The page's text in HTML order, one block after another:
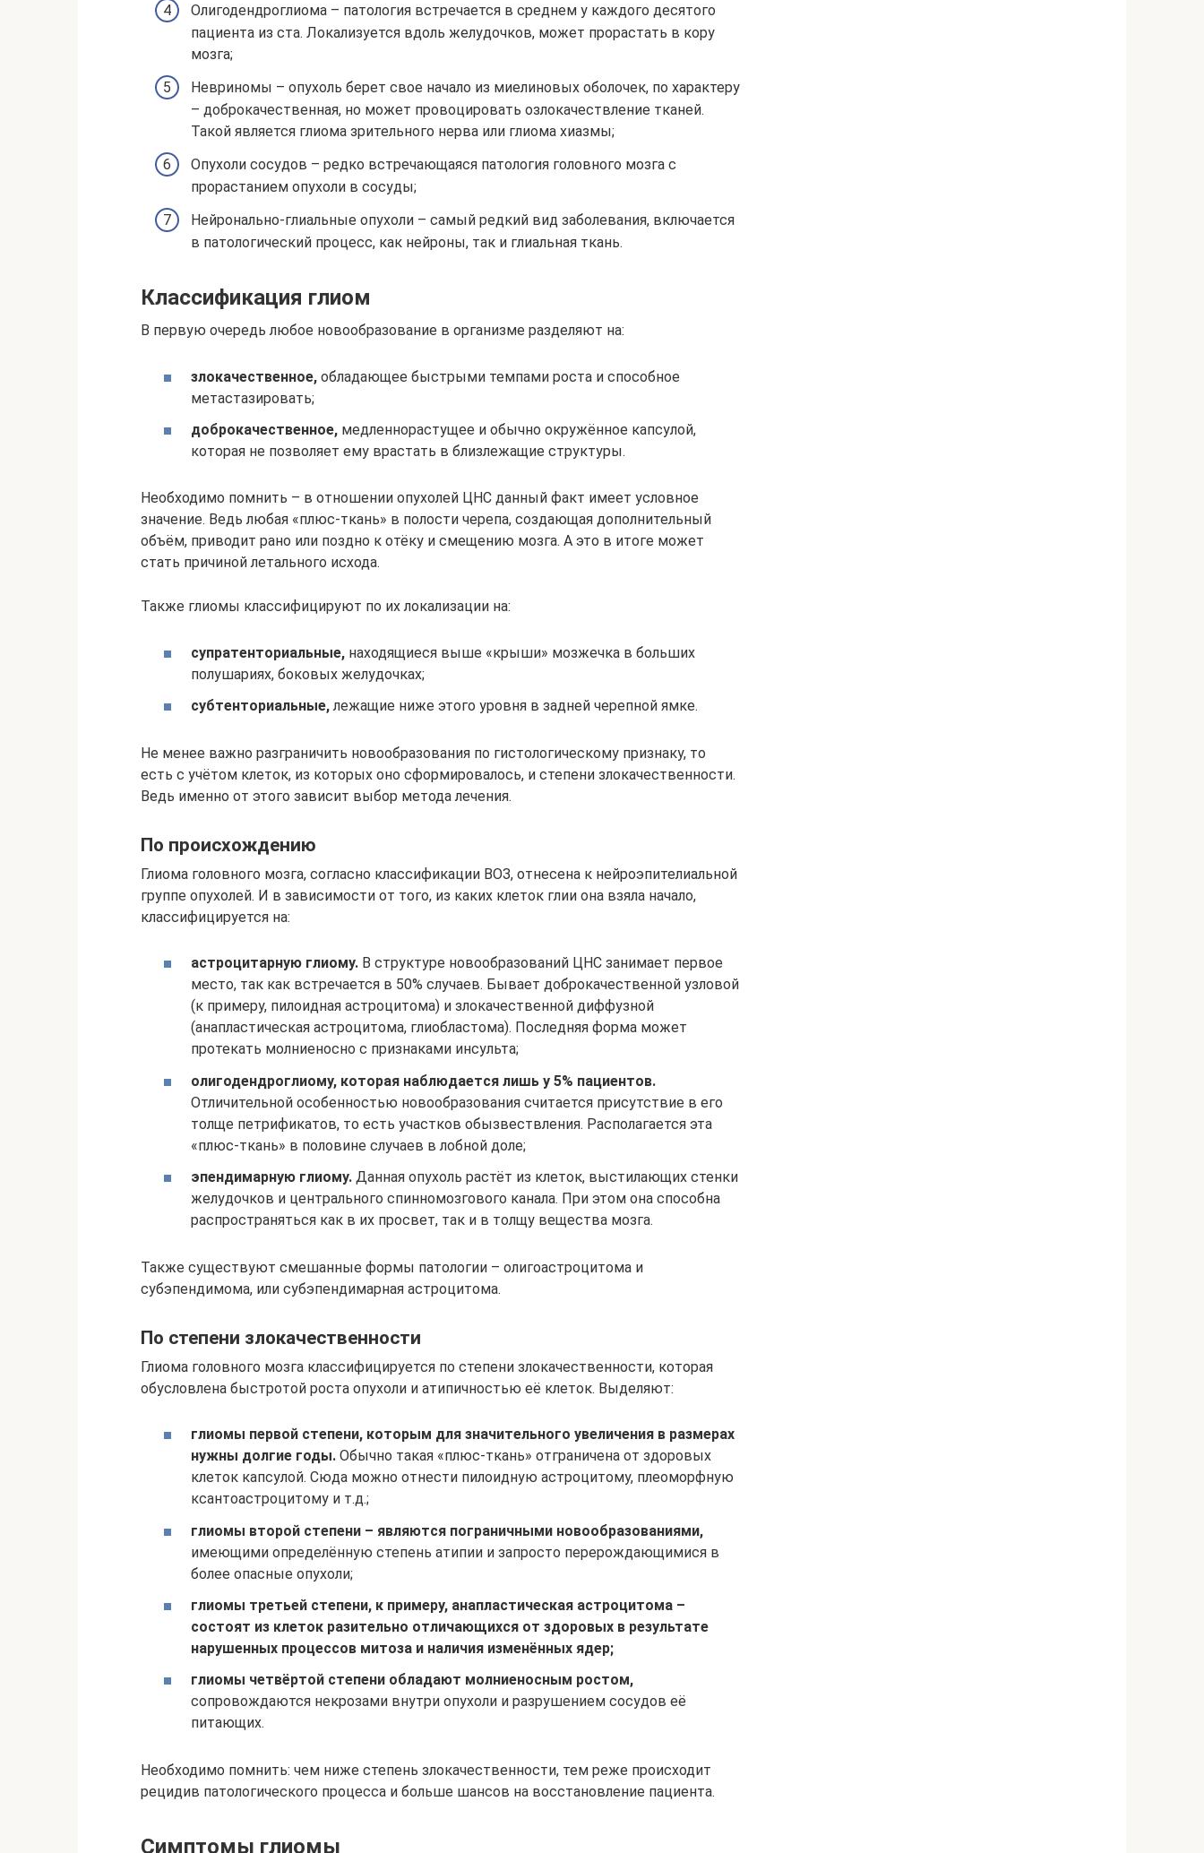
Олигодендроглиома – патология встречается в среднем у каждого десятого
пациента из ста. Локализуется вдоль желудочков, может прорастать в кору
мозга;
Невриномы – опухоль берет свое начало из миелиновых оболочек, по характеру
– доброкачественная, но может провоцировать озлокачествление тканей.
Такой является глиома зрительного нерва или глиома хиазмы;
Опухоли сосудов – редко встречающаяся патология головного мозга с
прорастанием опухоли в сосуды;
Нейронально-глиальные опухоли – самый редкий вид заболевания, включается
в патологический процесс, как нейроны, так и глиальная ткань.
Классификация глиом
В первую очередь любое новообразование в организме разделяют на:
злокачественное, обладающее быстрыми темпами роста и способное
метастазировать;
доброкачественное, медленнорастущее и обычно окружённое капсулой,
которая не позволяет ему врастать в близлежащие структуры.
Необходимо помнить – в отношении опухолей ЦНС данный факт имеет условное
значение. Ведь любая «плюс-ткань» в полости черепа, создающая дополнительный
объём, приводит рано или поздно к отёку и смещению мозга. А это в итоге может
стать причиной летального исхода.
Также глиомы классифицируют по их локализации на:
супратенториальные, находящиеся выше «крыши» мозжечка в больших
полушариях, боковых желудочках;
субтенториальные,лежащие ниже этого уровня в задней черепной ямке.
Не менее важно разграничить новообразования по гистологическому признаку, то
есть с учётом клеток, из которых оно сформировалось, и степени злокачественности.
Ведь именно от этого зависит выбор метода лечения.
По происхождению
Глиома головного мозга, согласно классификации ВОЗ, отнесена к нейроэпителиальной
группе опухолей. И в зависимости от того, из каких клеток глии она взяла начало,
классифицируется на:
астроцитарную глиому. В структуре новообразований ЦНС занимает первое
место, так как встречается в 50% случаев. Бывает доброкачественной узловой
(к примеру, пилоидная астроцитома) и злокачественной диффузной
(анапластическая астроцитома, глиобластома). Последняя форма может
протекать молниеносно с признаками инсульта;
олигодендроглиому, которая наблюдается лишь у 5% пациентов.
Отличительной особенностью новообразования считается присутствие в его
толще петрификатов, то есть участков обызвествления. Располагается эта
«плюс-ткань» в половине случаев в лобной доле;
эпендимарную глиому. Данная опухоль растёт из клеток, выстилающих стенки
желудочков и центрального спинномозгового канала. При этом она способна
распространяться как в их просвет, так и в толщу вещества мозга.
Также существуют смешанные формы патологии – олигоастроцитома и
субэпендимома, или субэпендимарная астроцитома.
По степени злокачественности
Глиома головного мозга классифицируется по степени злокачественности, которая
обусловлена быстротой роста опухоли и атипичностью её клеток. Выделяют:
глиомы первой степени, которым для значительного увеличения в размерах
нужны долгие годы. Обычно такая «плюс-ткань» отграничена от здоровых
клеток капсулой. Сюда можно отнести пилоидную астроцитому, плеоморфную
ксантоастроцитому и т.д.;
глиомы второй степени – являются пограничными новообразованиями,
имеющими определённую степень атипии и запросто перерождающимися в
более опасные опухоли;
глиомы третьей степени, к примеру, анапластическая астроцитома –
состоят из клеток разительно отличающихся от здоровых в результате
нарушенных процессов митоза и наличия изменённых ядер;
глиомы четвёртой степени обладают молниеносным ростом,
сопровождаются некрозами внутри опухоли и разрушением сосудов её
питающих.
Необходимо помнить: чем ниже степень злокачественности, тем реже происходит
рецидив патологического процесса и больше шансов на восстановление пациента.
Симптомы глиомы